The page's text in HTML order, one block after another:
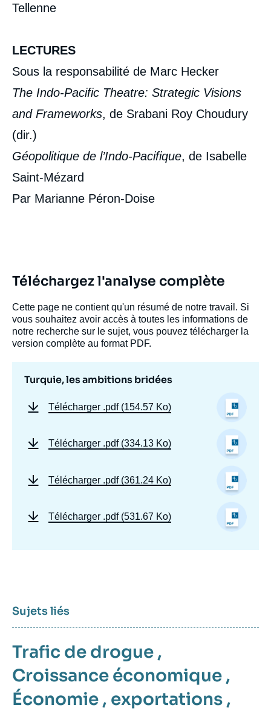
Tellenne
LECTURES
Sous la responsabilité de Marc Hecker
The Indo-Pacific Theatre: Strategic Visions
and Frameworks, de Srabani Roy Choudury
(dir.)
Géopolitique de l’Indo-Pacifique, de Isabelle
Saint-Mézard
Par Marianne Péron-Doise
Téléchargez l'analyse complète
Cette page ne contient qu'un résumé de notre travail. Si
vous souhaitez avoir accès à toutes les informations de
notre recherche sur le sujet, vous pouvez télécharger la
version complète au format PDF.
Turquie, les ambitions bridées
Télécharger .pdf (154.57 Ko)
Télécharger .pdf (334.13 Ko)
Télécharger .pdf (361.24 Ko)
Télécharger .pdf (531.67 Ko)
Sujets liés
Trafic de drogue ,
Croissance économique ,
Économie , exportations ,